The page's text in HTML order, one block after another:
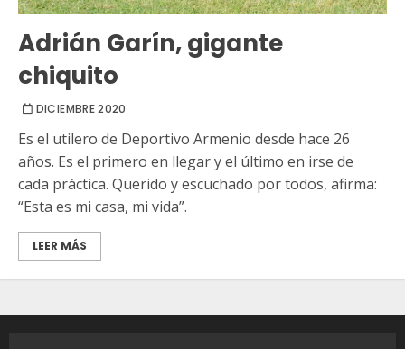
Adrián Garín, gigante
chiquito
DICIEMBRE 2020
Es el utilero de Deportivo Armenio desde hace 26
años. Es el primero en llegar y el último en irse de
cada práctica. Querido y escuchado por todos, afirma:
“Esta es mi casa, mi vida”.
LEER MÁS